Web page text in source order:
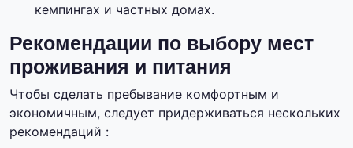
кемпингах и частных домах.
Рекомендации по выбору мест
проживания и питания
Чтобы сделать пребывание комфортным и
экономичным, следует придерживаться нескольких
рекомендаций :